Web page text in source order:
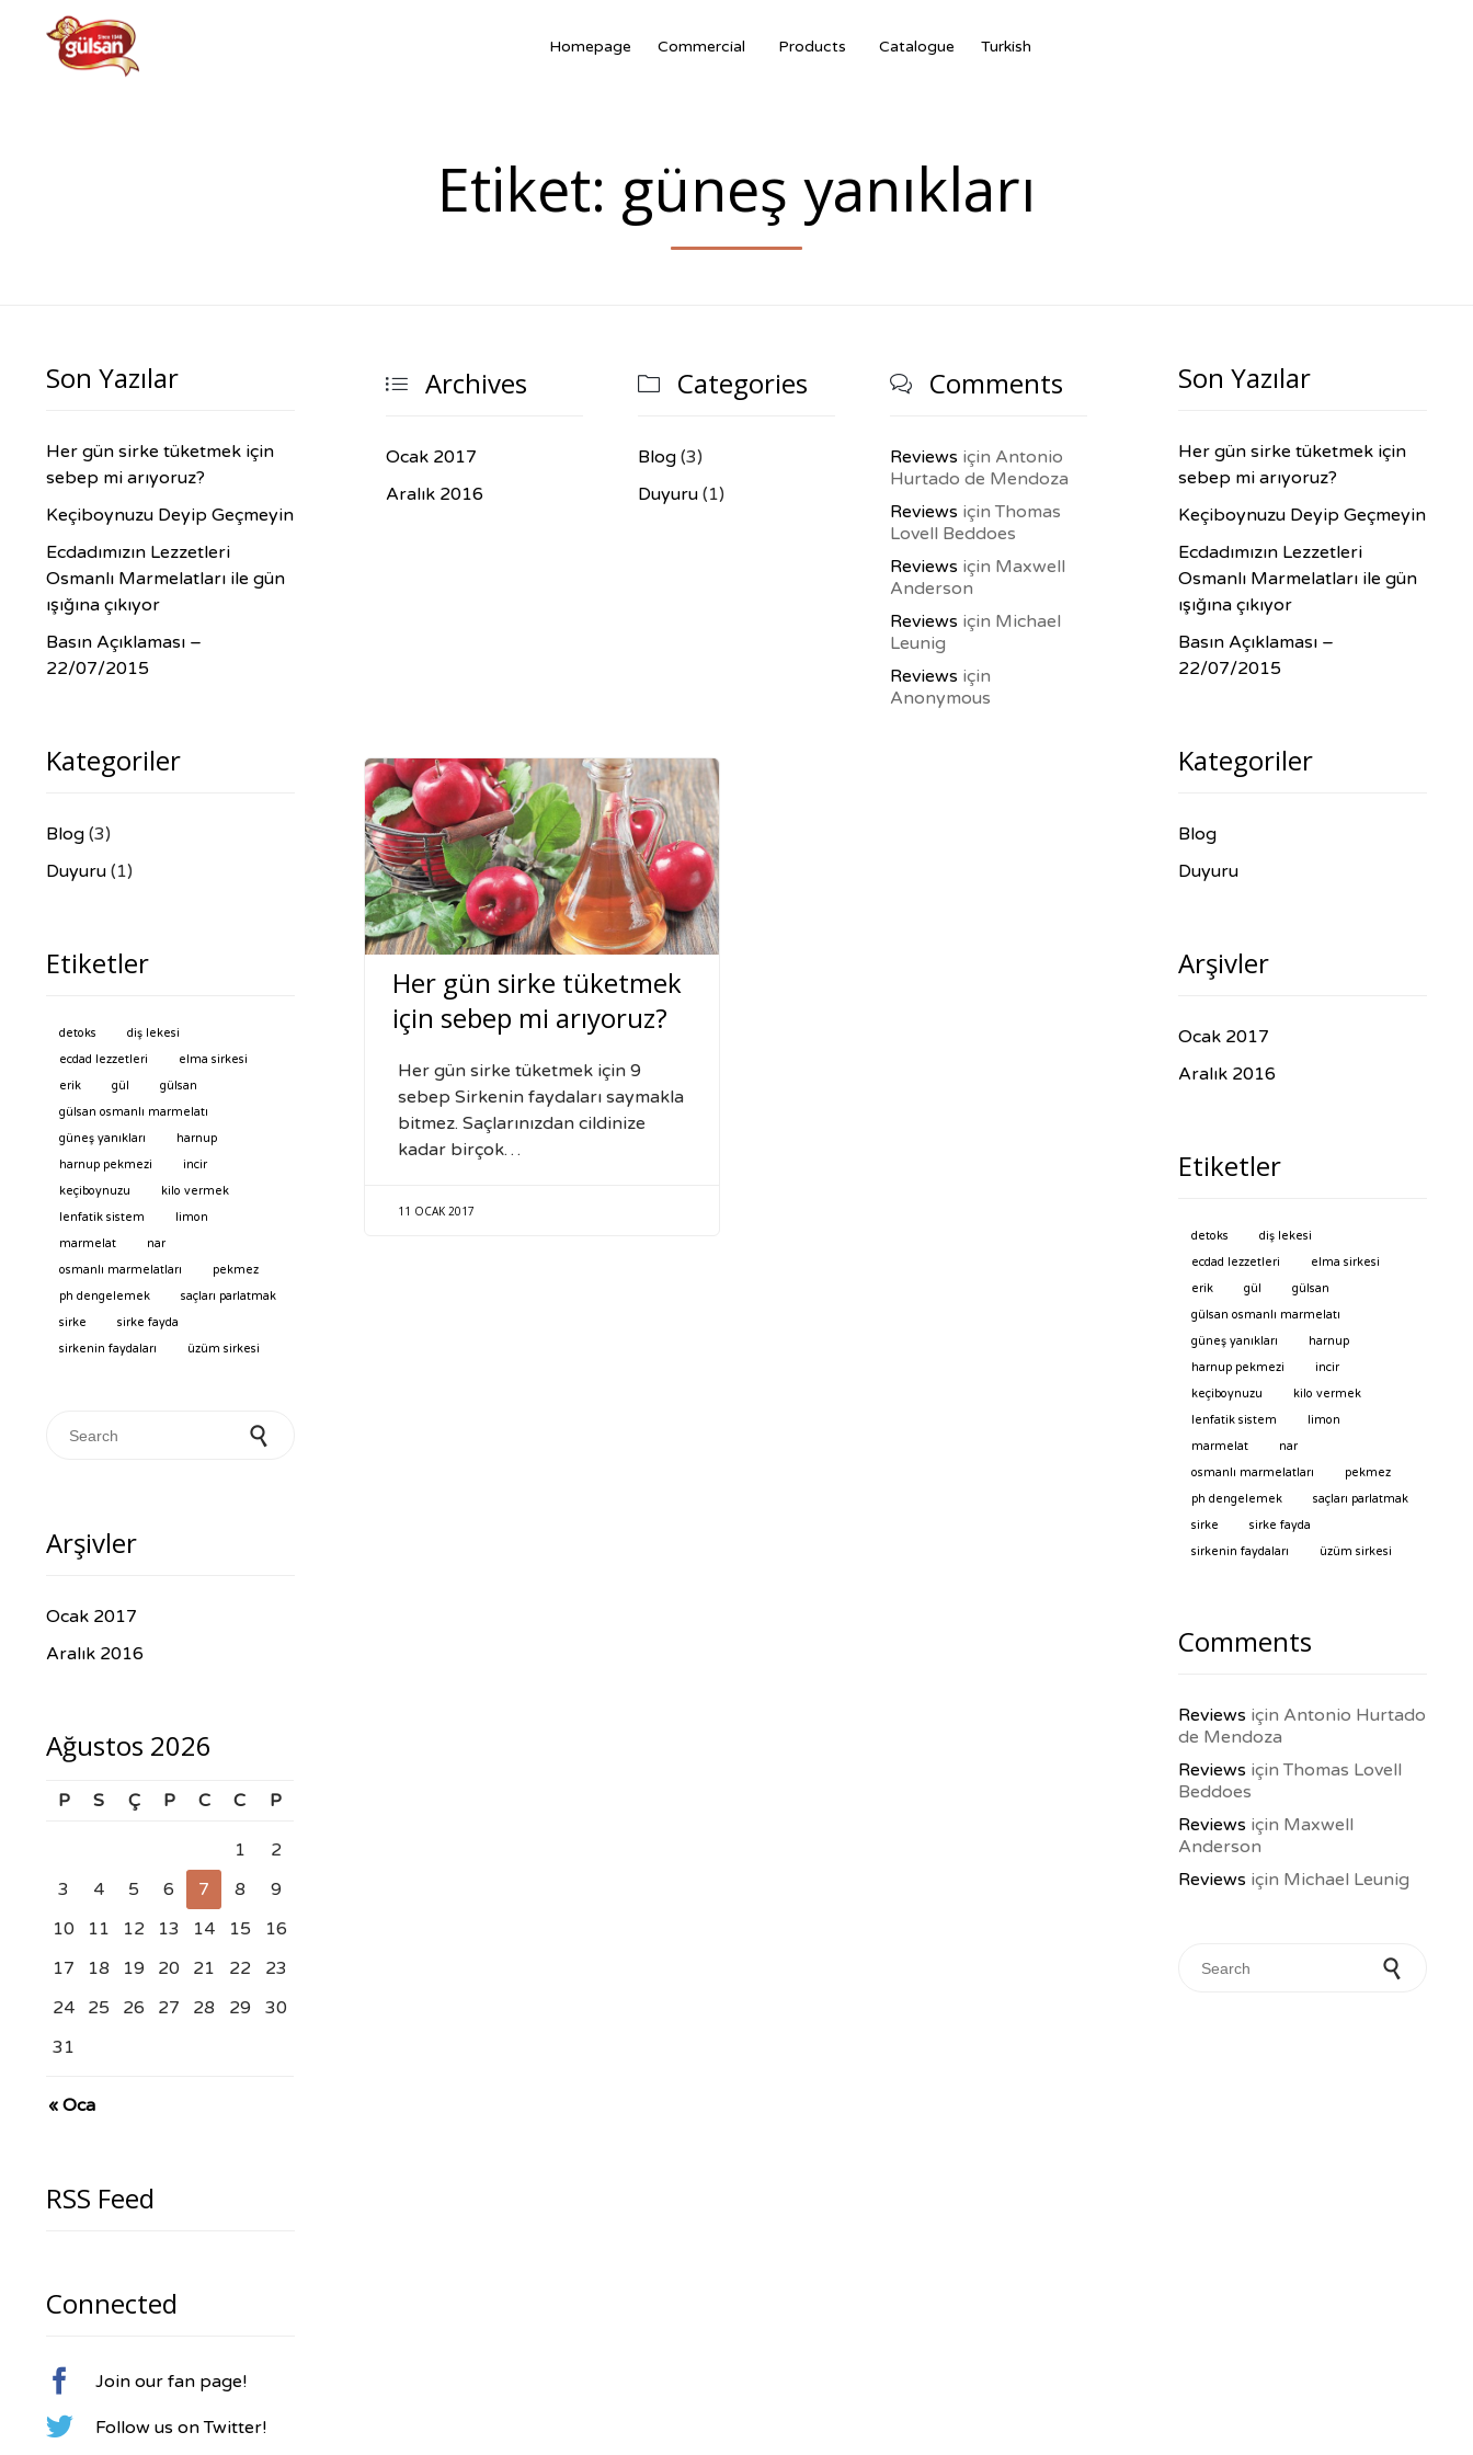
Homepage Commercial Products Catalogue Turkish
Etiket: güneş yanıkları
 Archives
Ocak 2017
Aralık 2016
 Categories
Blog(3)
Duyuru(1)
 Comments
Reviews için Antonio
Hurtado de Mendoza
Reviews içinThomas
Lovell Beddoes
Reviews için Maxwell
Anderson
Reviews için Michael
Leunig
Reviews için
Anonymous
Her gün sirke tüketmek
için sebep mi arıyoruz?
Her gün sirke tüketmek için 9
sebep Sirkenin faydaları saymakla
bitmez. Saçlarınızdan cildinize
kadar birçok…
11 OCAK 2017
Son Yazılar
Her gün sirke tüketmek için
sebep mi arıyoruz?
Keçiboynuzu Deyip Geçmeyin
Ecdadımızın Lezzetleri
Osmanlı Marmelatları ile gün
ışığına çıkıyor
Basın Açıklaması –
22/07/2015
Kategoriler
Blog (3)
Duyuru (1)
Etiketler
detoks
diş lekesi
ecdad lezzetleri
elma sirkesi
erik
gül
gülsan
gülsan osmanlı marmelatı
güneş yanıkları
harnup
harnup pekmezi
incir
keçiboynuzu
kilo vermek
lenfatik sistem
limon
marmelat
nar
osmanlı marmelatları
pekmez
ph dengelemek
saçları parlatmak
sirke
sirke fayda
sirkenin faydaları
üzüm sirkesi
Arşivler
Ocak 2017
Aralık 2016
Ağustos 2026
P S Ç P C C P
« Oca
1
2
3
4 5 6 7 8
9
10
11 12 13 14 15
16
17
18 19 20 21 22
23
24
25 26 27 28 29
30
31
RSS Feed
Connected
 Join our fan page!
 Follow us on Twitter!
Son Yazılar
Her gün sirke tüketmek için
sebep mi arıyoruz?
Keçiboynuzu Deyip Geçmeyin
Ecdadımızın Lezzetleri
Osmanlı Marmelatları ile gün
ışığına çıkıyor
Basın Açıklaması –
22/07/2015
Kategoriler
Blog
Duyuru
Arşivler
Ocak 2017
Aralık 2016
Etiketler
detoks
diş lekesi
ecdad lezzetleri
elma sirkesi
erik
gül
gülsan
gülsan osmanlı marmelatı
güneş yanıkları
harnup
harnup pekmezi
incir
keçiboynuzu
kilo vermek
lenfatik sistem
limon
marmelat
nar
osmanlı marmelatları
pekmez
ph dengelemek
saçları parlatmak
sirke
sirke fayda
sirkenin faydaları
üzüm sirkesi
Comments
Reviews için Antonio Hurtado
de Mendoza
Reviews içinThomas Lovell
Beddoes
Reviews için Maxwell
Anderson
Reviews için Michael Leunig